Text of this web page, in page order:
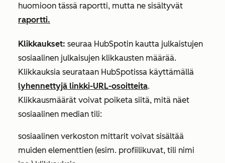
huomioon tässä raportti, mutta ne sisältyvät
raportti.
Klikkaukset: seuraa HubSpotin kautta julkaistujen
sosiaalinen julkaisujen klikkausten määrää.
Klikkauksia seurataan HubSpotissa käyttämällä
lyhennettyjä linkki-URL-osoitteita.
Klikkausmäärät voivat poiketa siitä, mitä näet
sosiaalinen median tili:
sosiaalinen verkoston mittarit voivat sisältää
muiden elementtien (esim. profiilikuvat, tili nimi